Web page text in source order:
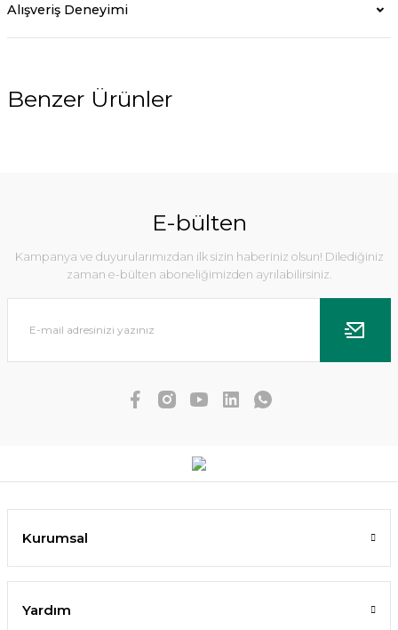
Alışveriş Deneyimi
Benzer Ürünler
E-bülten
Kampanya ve duyurularımızdan ilk sizin haberiniz olsun! Dilediğiniz
zaman e-bülten aboneliğimizden ayrılabilirsiniz.
Kurumsal
Yardım